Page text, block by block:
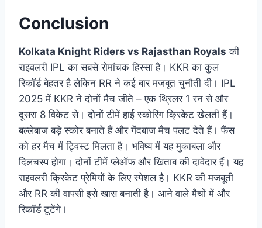
Conclusion
Kolkata Knight Riders vs Rajasthan Royals की
राइवलरी IPL का सबसे रोमांचक हिस्सा है। KKR का कुल
रिकॉर्ड बेहतर है लेकिन RR ने कई बार मजबूत चुनौती दी। IPL
2025 में KKR ने दोनों मैच जीते – एक थ्रिलर 1 रन से और
दूसरा 8 विकेट से। दोनों टीमें हाई स्कोरिंग क्रिकेट खेलती हैं।
बल्लेबाज बड़े स्कोर बनाते हैं और गेंदबाज मैच पलट देते हैं। फैंस
को हर मैच में ट्विस्ट मिलता है। भविष्य में यह मुकाबला और
दिलचस्प होगा। दोनों टीमें प्लेऑफ और खिताब की दावेदार हैं। यह
राइवलरी क्रिकेट प्रेमियों के लिए स्पेशल है। KKR की मजबूती
और RR की वापसी इसे खास बनाती है। आने वाले मैचों में और
रिकॉर्ड टूटेंगे।